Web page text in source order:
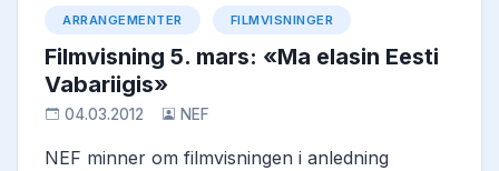
ARRANGEMENTER FILMVISNINGER
Filmvisning 5. mars: «Ma elasin Eesti
Vabariigis»
04.03.2012 NEF
NEF minner om filmvisningen i anledning